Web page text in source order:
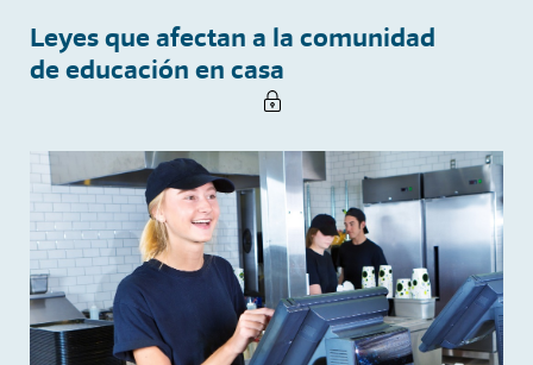
Leyes que afectan a la comunidad
de educación en casa